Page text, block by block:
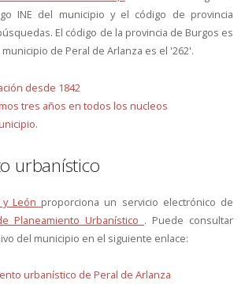
INE del municipio y el código de provincia
El código de la provincia de Burgos es
de Peral de Arlanza es el '262'.
desde 1842
tres años en todos los nucleos
urbanístico
León proporciona un servicio electrónico de
Planeamiento Urbanístico . Puede consultar
del municipio en el siguiente enlace:
urbanístico de Peral de Arlanza